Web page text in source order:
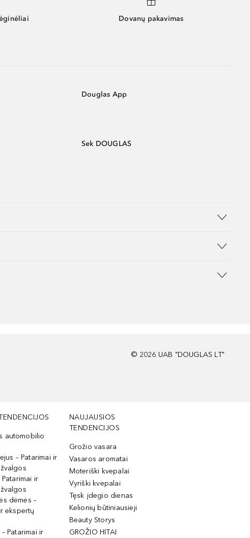
Dovanų pakavimas
Douglas App
Sek DOUGLAS
© 2026 UAB "DOUGLAS LT"
automobilio
– Patarimai ir
Patarimai ir
dėmės –
ekspertų
Patarimai ir
NAUJAUSIOS
TENDENCIJOS
Grožio vasara
Vasaros aromatai
Moteriški kvepalai
Vyriški kvepalai
Tęsk įdegio dienas
Kelionių būtiniausieji
Beauty Storys
GROŽIO HITAI